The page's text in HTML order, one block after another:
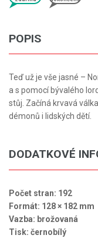
POPIS
Teď už je vše jasné –
a s pomocí bývalého
stůj. Začíná krvavá
démonů i lidských dětí.
DODATKOVÉ
Počet stran: 192
Formát: 128 × 182 mm
Vazba: brožovaná
Tisk: černobílý